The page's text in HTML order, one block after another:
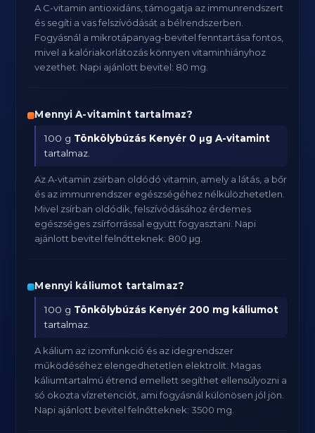
A C-vitamin antioxidáns, támogatja az immunrendszert
és segíti a vas felszívódását a bélrendszerben.
Fogyásnál a mikrotápanyag-bevitel fenntartása fontos,
mivel a kalóriakorlátozás könnyen vitaminhiányhoz
vezethet. Napi ajánlott bevitel: 80 mg.
Mennyi A-vitamint tartalmaz?
100 g Tönkölybúzás Kenyér 0 μg A-vitamint
tartalmaz.
Az A-vitamin zsírban oldódó vitamin, amely a látás, a bőr
és az immunrendszer egészségéhez nélkülözhetetlen.
Mivel zsírban oldódik, felszívódásához érdemes
egészséges zsírforrással együtt fogyasztani. Napi
ajánlott bevitel felnőtteknek: 800 μg.
Mennyi káliumot tartalmaz?
100 g Tönkölybúzás Kenyér 200 mg káliumot
tartalmaz.
A kálium az izomfunkció és az idegrendszer
működéséhez elengedhetetlen elektrolit. Magas
káliumtartalmú étrend emellett segíthet ellensúlyozni a
só okozta vízretenciót, ami fogyásnál különösen jól jön.
Napi ajánlott bevitel felnőtteknek: 3500 mg.